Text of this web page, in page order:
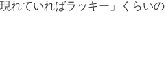
れていればラッキー」くらいの